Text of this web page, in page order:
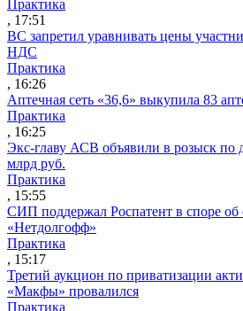
Практика
, 17:51
ВС запретил уравнивать цены
НДС
Практика
, 16:26
Аптечная сеть «36,6» выкупила 83
Практика
, 16:25
Экс-главу АСВ объявили в розыск по
млрд руб.
Практика
, 15:55
СИП поддержал Роспатент в споре об
«Нетдолгофф»
Практика
, 15:17
Третий аукцион по приватизации
«Макфы» провалился
Практика